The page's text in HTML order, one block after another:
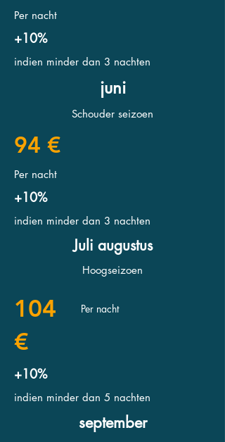
Per nacht
+10%
indien minder dan 3 nachten
juni
Schouder seizoen
94 €
Per nacht
+10%
indien minder dan 3 nachten
Juli augustus
Hoogseizoen
104
€
Per nacht
+10%
indien minder dan 5 nachten
september